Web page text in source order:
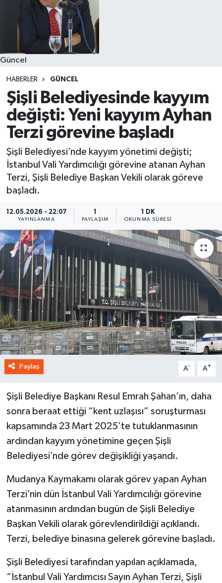
Güncel
HABERLER GÜNCEL
Şişli Belediyesinde kayyım
değişti: Yeni kayyım Ayhan
Terzi görevine başladı
Şişli Belediyesi’nde kayyım yönetimi değişti;
İstanbul Vali Yardımcılığı görevine atanan Ayhan
Terzi, Şişli Belediye Başkan Vekili olarak göreve
başladı.
12.05.2026 - 22:07
YAYINLANMA
1
PAYLAŞIM
1 DK
OKUNMA SÜRESI
Paylaş A- A+
Şişli Belediye Başkanı Resul Emrah Şahan’ın, daha
sonra beraat ettiği “kent uzlaşısı” soruşturması
kapsamında 23 Mart 2025’te tutuklanmasının
ardından kayyım yönetimine geçen Şişli
Belediyesi’nde görev değişikliği yaşandı.
Mudanya Kaymakamı olarak görev yapan Ayhan
Terzi’nin dün İstanbul Vali Yardımcılığı görevine
atanmasının ardından bugün de Şişli Belediye
Başkan Vekili olarak görevlendirildiği açıklandı.
Terzi, belediye binasına gelerek görevine başladı.
Şişli Belediyesi tarafından yapılan açıklamada,
“İstanbul Vali Yardımcısı Sayın Ayhan Terzi, Şişli